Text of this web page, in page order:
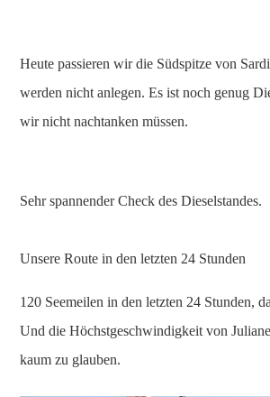
Heute passieren wir die Südspitze von
werden nicht anlegen. Es ist noch genug
wir nicht nachtanken müssen.
Sehr spannender Check des Dieselstandes.
Unsere Route in den letzten 24 Stunden
120 Seemeilen in den letzten 24 Stunden,
Und die Höchstgeschwindigkeit von
kaum zu glauben.